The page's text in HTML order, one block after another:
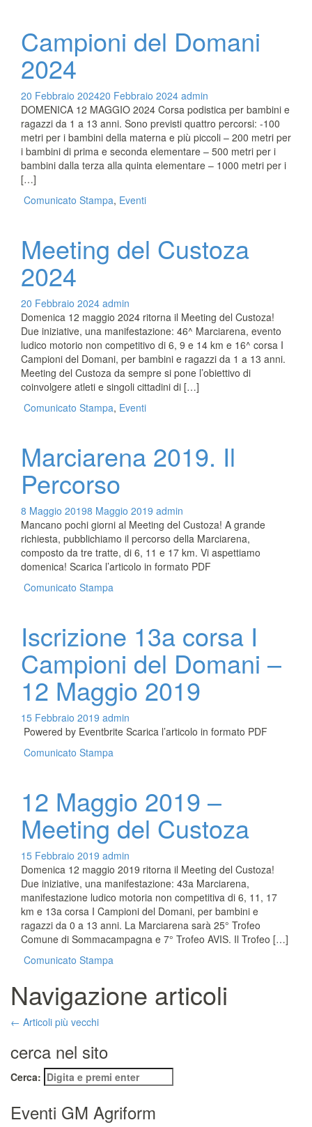
Campioni del Domani
2024
20 Febbraio 202420 Febbraio 2024 admin
DOMENICA 12 MAGGIO 2024 Corsa podistica per bambini e
ragazzi da 1 a 13 anni. Sono previsti quattro percorsi: -100
metri per i bambini della materna e più piccoli – 200 metri per
i bambini di prima e seconda elementare – 500 metri per i
bambini dalla terza alla quinta elementare – 1000 metri per i
[…]
Comunicato Stampa, Eventi
Meeting del Custoza
2024
20 Febbraio 2024 admin
Domenica 12 maggio 2024 ritorna il Meeting del Custoza!
Due iniziative, una manifestazione: 46^ Marciarena, evento
ludico motorio non competitivo di 6, 9 e 14 km e 16^ corsa I
Campioni del Domani, per bambini e ragazzi da 1 a 13 anni.
Meeting del Custoza da sempre si pone l’obiettivo di
coinvolgere atleti e singoli cittadini di […]
Comunicato Stampa, Eventi
Marciarena 2019. Il
Percorso
8 Maggio 20198 Maggio 2019 admin
Mancano pochi giorni al Meeting del Custoza! A grande
richiesta, pubblichiamo il percorso della Marciarena,
composto da tre tratte, di 6, 11 e 17 km. Vi aspettiamo
domenica! Scarica l’articolo in formato PDF
Comunicato Stampa
Iscrizione 13a corsa I
Campioni del Domani –
12 Maggio 2019
15 Febbraio 2019 admin
Powered by Eventbrite Scarica l’articolo in formato PDF
Comunicato Stampa
12 Maggio 2019 –
Meeting del Custoza
15 Febbraio 2019 admin
Domenica 12 maggio 2019 ritorna il Meeting del Custoza!
Due iniziative, una manifestazione: 43a Marciarena,
manifestazione ludico motoria non competitiva di 6, 11, 17
km e 13a corsa I Campioni del Domani, per bambini e
ragazzi da 0 a 13 anni. La Marciarena sarà 25° Trofeo
Comune di Sommacampagna e 7° Trofeo AVIS. Il Trofeo […]
Comunicato Stampa
Navigazione articoli
← Articoli più vecchi
cerca nel sito
Cerca:
Eventi GM Agriform